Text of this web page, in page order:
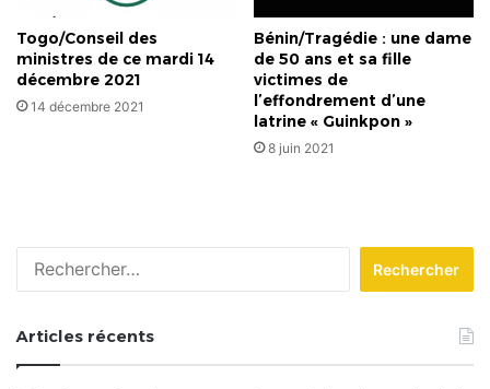
Togo/Conseil des
ministres de ce mardi 14
décembre 2021
14 décembre 2021
Bénin/Tragédie : une dame
de 50 ans et sa fille
victimes de
l’effondrement d’une
latrine « Guinkpon »
8 juin 2021
Articles récents